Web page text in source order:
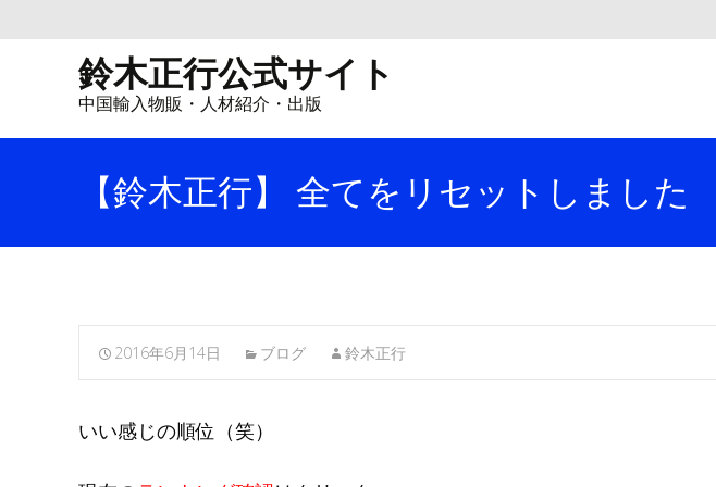
鈴木正行公式サイト
中国輸入物販・人材紹介・出版
【鈴木正行】 全てをリセットしました
2016年6月14日 ブログ 鈴木正行
いい感じの順位（笑）